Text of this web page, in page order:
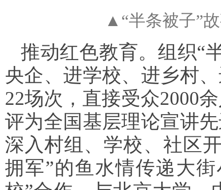
▲“半条被子”
推动红色教育。组织“
央企、进学校、进乡村
22场次，直接受众2000
评为全国基层理论宣讲
深入村组、学校、社区
拥军”的鱼水情传递大